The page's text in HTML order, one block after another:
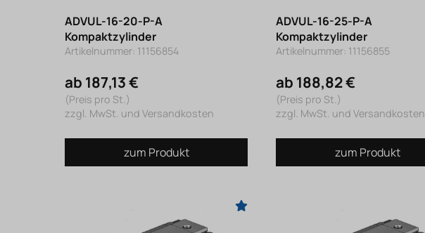
ADVUL-16-20-P-A
Kompaktzylinder
Artikelnummer: 11156854
ab 187,13 €
(Preis pro St.)
zzgl. MwSt. und Versandkosten
zum Produkt
ADVUL-16-25-P-A
Kompaktzylinder
Artikelnummer: 11156855
ab 188,82 €
(Preis pro St.)
zzgl. MwSt. und Versandkosten
zum Produkt